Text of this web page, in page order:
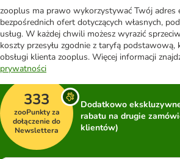
zooplus ma prawo wykorzystywać Twój adres
bezpośrednich ofert dotyczących własnych,
usług. W każdej chwili możesz wyrazić
koszty przesyłu zgodnie z taryfą podstawową,
obsługi klienta zooplus. Więcej informacji
prywatności
333
zooPunkty za
dołączenie do
Newslettera
Dodatkowo
rabatu na drugie
klientów)